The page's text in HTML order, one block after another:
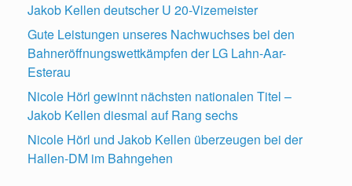
Jakob Kellen deutscher U 20-Vizemeister
Gute Leistungen unseres Nachwuchses bei den
Bahneröffnungswettkämpfen der LG Lahn-Aar-
Esterau
Nicole Hörl gewinnt nächsten nationalen Titel –
Jakob Kellen diesmal auf Rang sechs
Nicole Hörl und Jakob Kellen überzeugen bei der
Hallen-DM im Bahngehen